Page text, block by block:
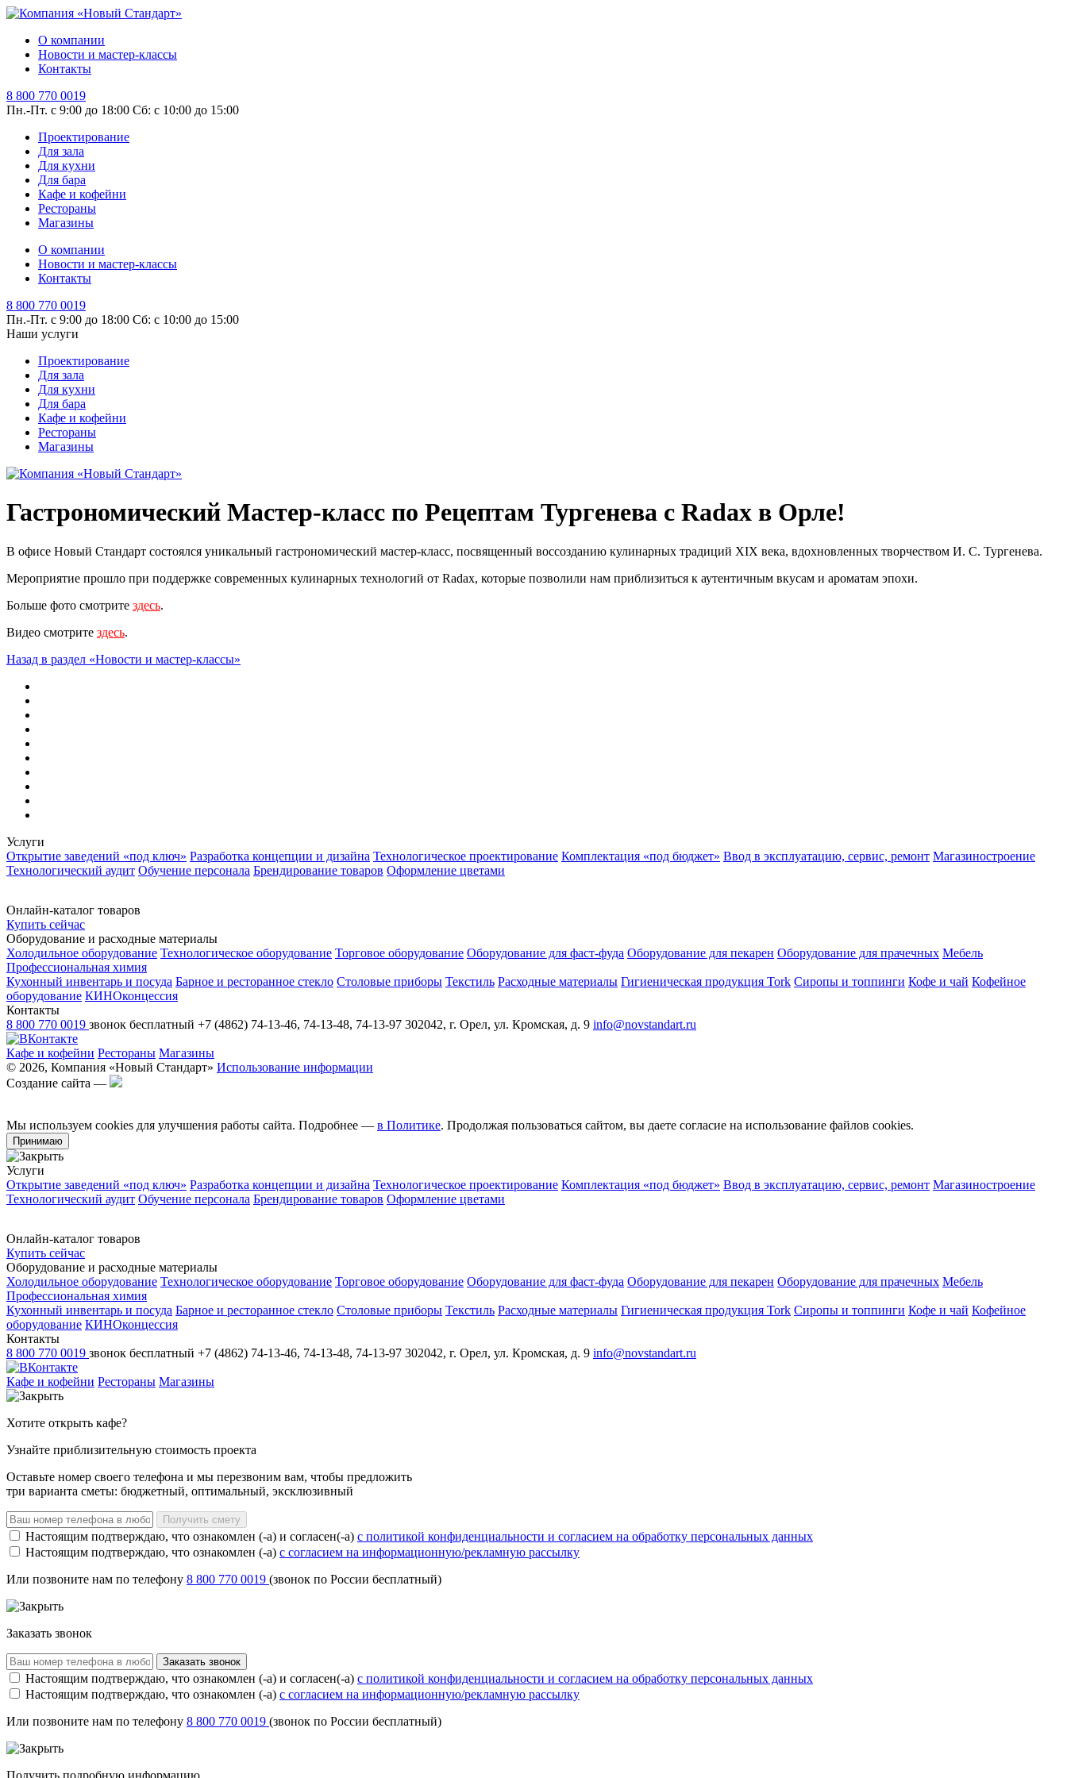
О компании
Новости и мастер-классы
Контакты
8 800 770 0019
Пн.-Пт. с 9:00 до 18:00 Сб: с 10:00 до 15:00
Проектирование
Для зала
Для кухни
Для бара
Кафе и кофейни
Рестораны
Магазины
О компании
Новости и мастер-классы
Контакты
8 800 770 0019
Пн.-Пт. с 9:00 до 18:00 Сб: с 10:00 до 15:00
Наши услуги
Проектирование
Для зала
Для кухни
Для бара
Кафе и кофейни
Рестораны
Магазины
Гастрономический Мастер-класс по Рецептам Тургенева с Radax в Орле!
В офисе Новый Стандарт состоялся уникальный гастрономический мастер-класс, посвященный воссозданию кулинарных традиций XIX века, вдохновленных творчеством И. С. Тургенева.
Мероприятие прошло при поддержке современных кулинарных технологий от Radax, которые позволили нам приблизиться к аутентичным вкусам и ароматам эпохи.
Больше фото смотрите здесь.
Видео смотрите здесь.
Назад в раздел «Новости и мастер-классы»
Услуги
Открытие заведений «под ключ» Разработка концепции и дизайна Технологическое проектирование Комплектация «под бюджет» Ввод в эксплуатацию, сервис, ремонт Магазиностроение
Технологический аудит Обучение персонала Брендирование товаров Оформление цветами
Онлайн-каталог товаров
Купить сейчас
Оборудование и расходные материалы
Холодильное оборудование Технологическое оборудование Торговое оборудование Оборудование для фаст-фуда Оборудование для пекарен Оборудование для прачечных Мебель
Профессиональная химия
Кухонный инвентарь и посуда Барное и ресторанное стекло Столовые приборы Текстиль Расходные материалы Гигиеническая продукция Tork Сиропы и топпинги Кофе и чай Кофейное
оборудование КИНОконцессия
Контакты
8 800 770 0019 звонок бесплатный +7 (4862) 74-13-46, 74-13-48, 74-13-97 302042, г. Орел, ул. Кромская, д. 9 info@novstandart.ru
Кафе и кофейни Рестораны Магазины
© 2026, Компания «Новый Стандарт» Использование информации
Создание сайта —
Мы используем cookies для улучшения работы сайта. Подробнее — в Политике. Продолжая пользоваться сайтом, вы даете согласие на использование файлов cookies.
Принимаю
Услуги
Открытие заведений «под ключ» Разработка концепции и дизайна Технологическое проектирование Комплектация «под бюджет» Ввод в эксплуатацию, сервис, ремонт Магазиностроение
Технологический аудит Обучение персонала Брендирование товаров Оформление цветами
Онлайн-каталог товаров
Купить сейчас
Оборудование и расходные материалы
Холодильное оборудование Технологическое оборудование Торговое оборудование Оборудование для фаст-фуда Оборудование для пекарен Оборудование для прачечных Мебель
Профессиональная химия
Кухонный инвентарь и посуда Барное и ресторанное стекло Столовые приборы Текстиль Расходные материалы Гигиеническая продукция Tork Сиропы и топпинги Кофе и чай Кофейное
оборудование КИНОконцессия
Контакты
8 800 770 0019 звонок бесплатный +7 (4862) 74-13-46, 74-13-48, 74-13-97 302042, г. Орел, ул. Кромская, д. 9 info@novstandart.ru
Кафе и кофейни Рестораны Магазины
Хотите открыть кафе?
Узнайте приблизительную стоимость проекта
Оставьте номер своего телефона и мы перезвоним вам, чтобы предложить
три варианта сметы: бюджетный, оптимальный, эксклюзивный
Получить смету
Настоящим подтверждаю, что ознакомлен (-а) и согласен(-а) с политикой конфиденциальности и согласием на обработку персональных данных
Настоящим подтверждаю, что ознакомлен (-а) с согласием на информационную/рекламную рассылку
Или позвоните нам по телефону 8 800 770 0019 (звонок по России бесплатный)
Заказать звонок
Заказать звонок
Настоящим подтверждаю, что ознакомлен (-а) и согласен(-а) с политикой конфиденциальности и согласием на обработку персональных данных
Настоящим подтверждаю, что ознакомлен (-а) с согласием на информационную/рекламную рассылку
Или позвоните нам по телефону 8 800 770 0019 (звонок по России бесплатный)
Получить подробную информацию